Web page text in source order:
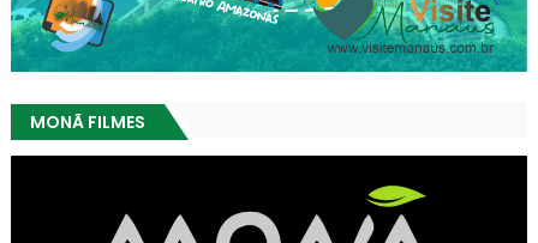
MONÃ FILMES